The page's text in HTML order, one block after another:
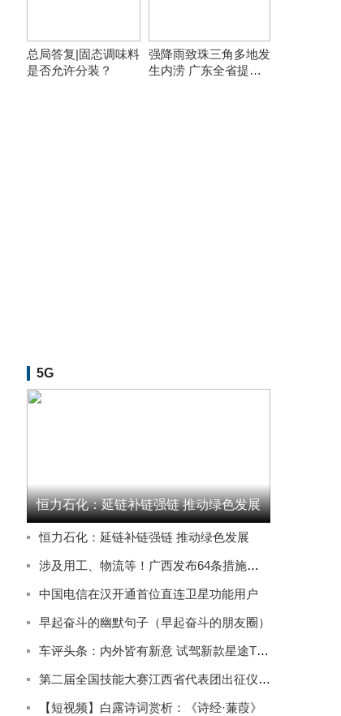
总局答复|固态调味料
是否允许分装？
强降雨致珠三角多地发
生内涝 广东全省提前
5G
恒力石化：延链补链强链 推动绿色发展
恒力石化：延链补链强链 推动绿色发展
涉及用工、物流等！广西发布64条措施推动实体经济高质量发展
中国电信在汉开通首位直连卫星功能用户
早起奋斗的幽默句子（早起奋斗的朋友圈）
车评头条：内外皆有新意 试驾新款星途TXL四驱星尊版
第二届全国技能大赛江西省代表团出征仪式在南昌举行
【短视频】白露诗词赏析：《诗经·蒹葭》